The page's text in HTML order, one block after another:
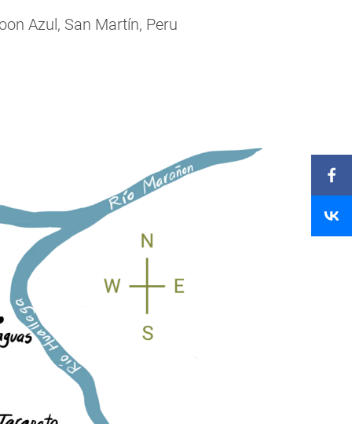
Azul, San Martín, Peru